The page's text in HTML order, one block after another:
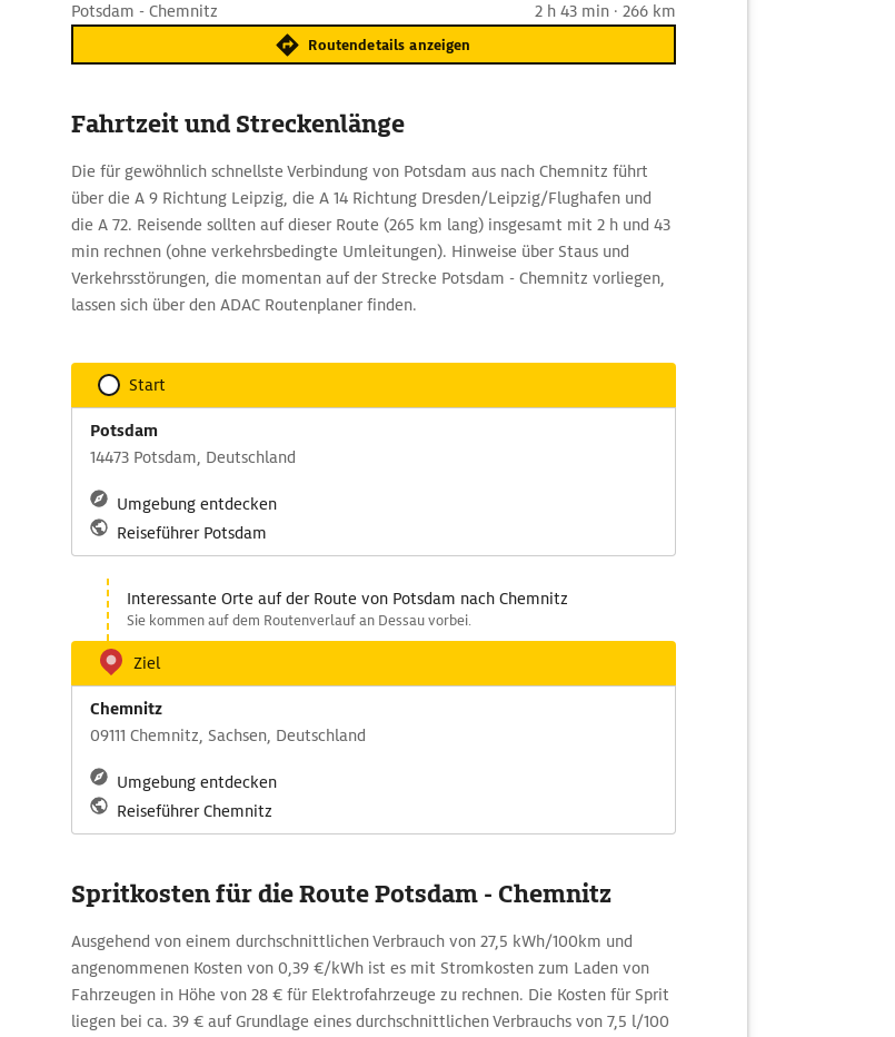
Potsdam - Chemnitz 2 h 43 min · 266 km
Routendetails anzeigen
Fahrtzeit und Streckenlänge
Die für gewöhnlich schnellste Verbindung von Potsdam aus nach Chemnitz führt
über die A 9 Richtung Leipzig, die A 14 Richtung Dresden/Leipzig/Flughafen und
die A 72. Reisende sollten auf dieser Route (265 km lang) insgesamt mit 2 h und 43
min rechnen (ohne verkehrsbedingte Umleitungen). Hinweise über Staus und
Verkehrsstörungen, die momentan auf der Strecke Potsdam - Chemnitz vorliegen,
lassen sich über den ADAC Routenplaner finden.
Start
Potsdam
14473 Potsdam, Deutschland
Umgebung entdecken
Reiseführer Potsdam
Interessante Orte auf der Route von Potsdam nach Chemnitz
Sie kommen auf dem Routenverlauf an Dessau vorbei.
Ziel
Chemnitz
09111 Chemnitz, Sachsen, Deutschland
Umgebung entdecken
Reiseführer Chemnitz
Spritkosten für die Route Potsdam - Chemnitz
Ausgehend von einem durchschnittlichen Verbrauch von 27,5 kWh/100km und
angenommenen Kosten von 0,39 €/kWh ist es mit Stromkosten zum Laden von
Fahrzeugen in Höhe von 28 € für Elektrofahrzeuge zu rechnen. Die Kosten für Sprit
liegen bei ca. 39 € auf Grundlage eines durchschnittlichen Verbrauchs von 7,5 l/100